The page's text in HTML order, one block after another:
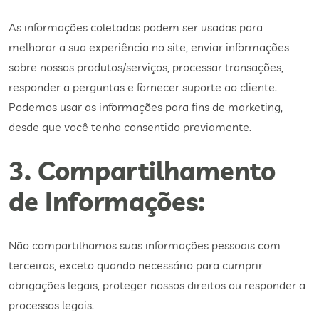
As informações coletadas podem ser usadas para
melhorar a sua experiência no site, enviar informações
sobre nossos produtos/serviços, processar transações,
responder a perguntas e fornecer suporte ao cliente.
Podemos usar as informações para fins de marketing,
desde que você tenha consentido previamente.
3. Compartilhamento
de Informações:
Não compartilhamos suas informações pessoais com
terceiros, exceto quando necessário para cumprir
obrigações legais, proteger nossos direitos ou responder a
processos legais.